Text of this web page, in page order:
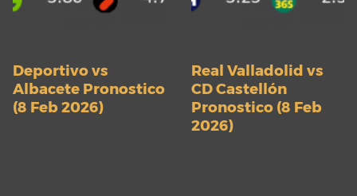
Deportivo vs
Albacete Pronostico
(8 Feb 2026)
Real Valladolid vs
CD Castellón
Pronostico (8 Feb
2026)